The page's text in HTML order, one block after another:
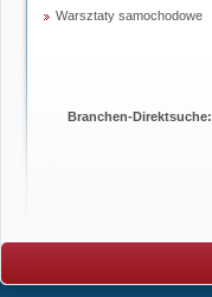
Warsztaty samochodowe
Branchen-Direktsuche: